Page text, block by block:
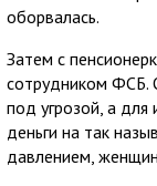
оборвалась.
Затем с
сотрудником ФСБ.
под угрозой, а
деньги на так
давлением,